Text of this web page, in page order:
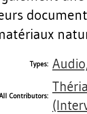
Types:
Contributors: